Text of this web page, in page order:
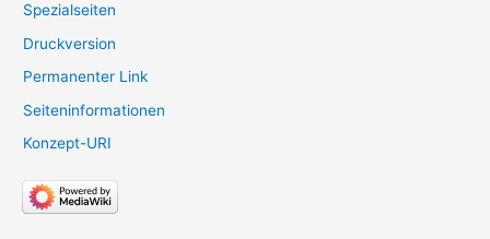
Spezialseiten
Druckversion
Permanenter Link
Seiten­­informationen
Konzept-URI